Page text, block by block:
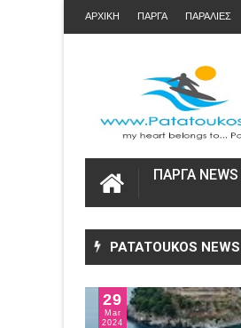
ΑΡΧΙΚΗ ΠΑΡΓΑ ΠΑΡΑΛΙΕΣ
ΠΑΡΓΑ NEWS
PATATOUKOS NEWS
Άνοιξε η πλατφόρμα myAGRO
για τις αγροτικές ενισχύσεις
Ενιαία Αίτηση Ενίσχυσης
29
Mar
2024